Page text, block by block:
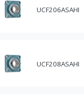
UCF206ASAHI
UCF208ASAHI